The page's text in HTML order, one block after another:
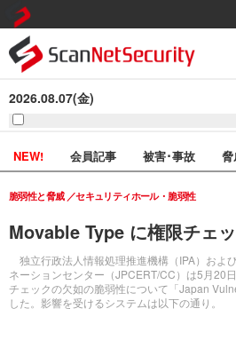
2026.08.07(金)
NEW! 会員記事 被害･事故 脅
Movable Type に権限チェ
独立行政法人情報処理推進機構（IPA）およ
ネーションセンター（JPCERT/CC）は5月20
チェックの欠如の脆弱性について「Japan
した。影響を受けるシステムは以下の通り。
脆弱性と脅威 セキュリティホール・脆弱性